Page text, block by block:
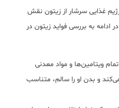
غذایی سرشار از زیتون نقش
ادامه به بررسی فواید زیتون در
ویتامین‌ها و مواد معدنی
و بدن او را سالم، متناسب